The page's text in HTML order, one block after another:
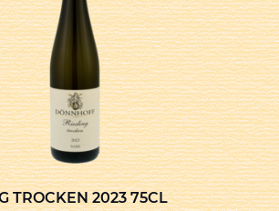
TROCKEN 2023 75CL